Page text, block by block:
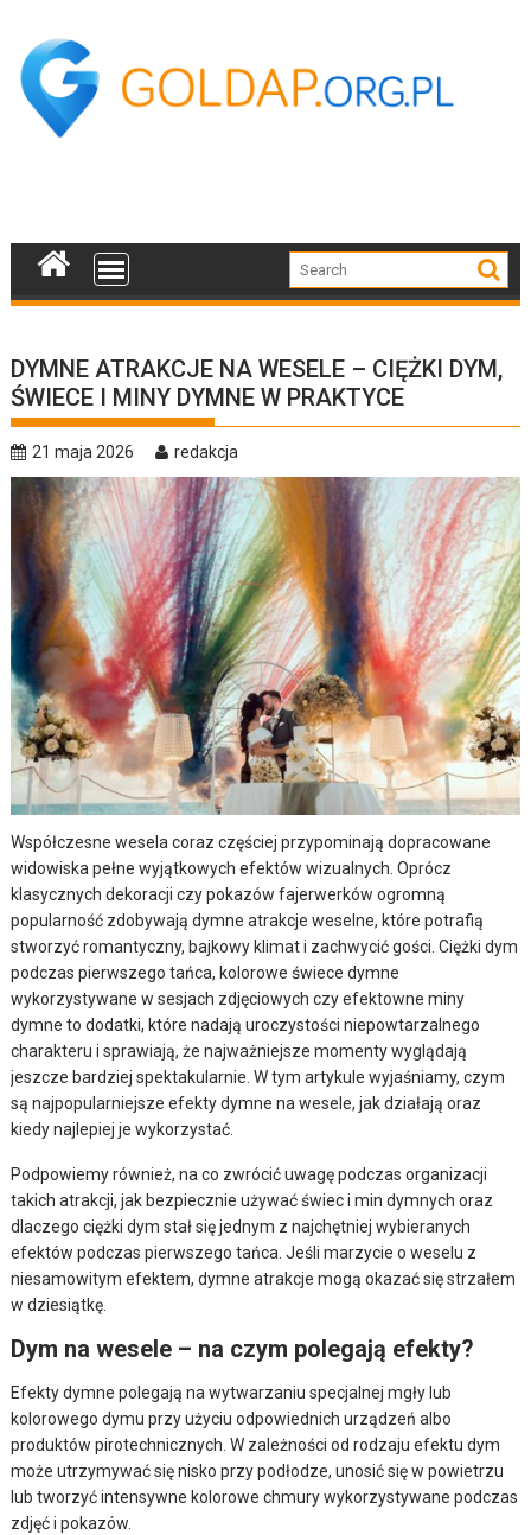
content
DYMNE ATRAKCJE NA WESELE – CIĘŻKI DYM,
ŚWIECE I MINY DYMNE W PRAKTYCE
21 maja 2026 redakcja
Współczesne wesela coraz częściej przypominają dopracowane
widowiska pełne wyjątkowych efektów wizualnych. Oprócz
klasycznych dekoracji czy pokazów fajerwerków ogromną
popularność zdobywają dymne atrakcje weselne, które potrafią
stworzyć romantyczny, bajkowy klimat i zachwycić gości. Ciężki dym
podczas pierwszego tańca, kolorowe świece dymne
wykorzystywane w sesjach zdjęciowych czy efektowne miny
dymne to dodatki, które nadają uroczystości niepowtarzalnego
charakteru i sprawiają, że najważniejsze momenty wyglądają
jeszcze bardziej spektakularnie. W tym artykule wyjaśniamy, czym
są najpopularniejsze efekty dymne na wesele, jak działają oraz
kiedy najlepiej je wykorzystać.
Podpowiemy również, na co zwrócić uwagę podczas organizacji
takich atrakcji, jak bezpiecznie używać świec i min dymnych oraz
dlaczego ciężki dym stał się jednym z najchętniej wybieranych
efektów podczas pierwszego tańca. Jeśli marzycie o weselu z
niesamowitym efektem, dymne atrakcje mogą okazać się strzałem
w dziesiątkę.
Dym na wesele – na czym polegają efekty?
Efekty dymne polegają na wytwarzaniu specjalnej mgły lub
kolorowego dymu przy użyciu odpowiednich urządzeń albo
produktów pirotechnicznych. W zależności od rodzaju efektu dym
może utrzymywać się nisko przy podłodze, unosić się w powietrzu
lub tworzyć intensywne kolorowe chmury wykorzystywane podczas
zdjęć i pokazów.